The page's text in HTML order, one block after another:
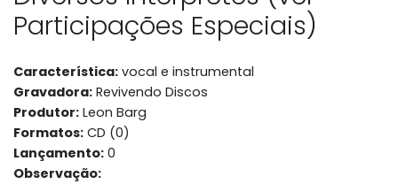
Participações Especiais)
Característica: vocal e instrumental
Gravadora: Revivendo Discos
Produtor: Leon Barg
Formatos: CD (0)
Lançamento: 0
Observação: